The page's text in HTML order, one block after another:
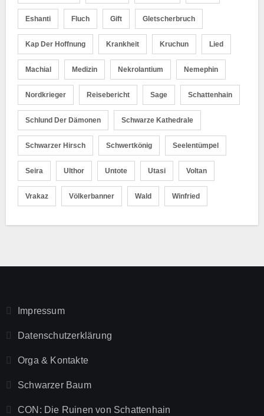
Eshanti Fluch Gift Gletscherbruch
Kap Der Hoffnung Krankheit Kruchun Lied
Machial Medizin Nekrolantium Nemephin
Nordkrieger Reisebericht Sage Schattenhain
Schlund Der Dämonen Schwarze Kathedrale
Schwarzer Hirsch Schwertkönig Seelentümpel
Seira Ulthor Untote Utasi Voltan
Vrakaz Völkerbanner Wald Winfried
Impressum
Datenschutzerklärung
Orga & Kontakte
Schwarzer Baum
CON: Die Ruinen von Schattenhain